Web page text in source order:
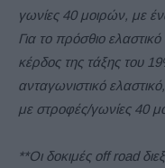
γωνίες 40 μοιρών, με
Για το πρόσθιο
κέρδος της τάξης του
ανταγωνιστικό
με στροφές/γωνίες 40
**Οι δοκιμές οff road